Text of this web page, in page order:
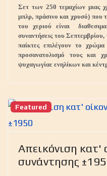
Σετ των 250 τεμαχίων μιας
μπλρ, πράσινο και χρυσό) που
του χεριού είναι
συναντήσεις του
παίκτες επιλέγουν το χρώμα
προσανατολισμό τους και
ψυχαγωγίαε ενηλίκων και
Featured
Aπεικόνιση κατ'
συνάντησης